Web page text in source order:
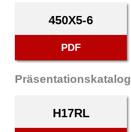
450X5-6
PDF
Präsentationskatalog
H17RL